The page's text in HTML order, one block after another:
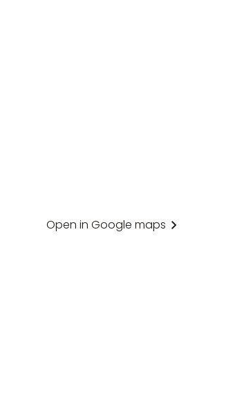
Open in Google maps